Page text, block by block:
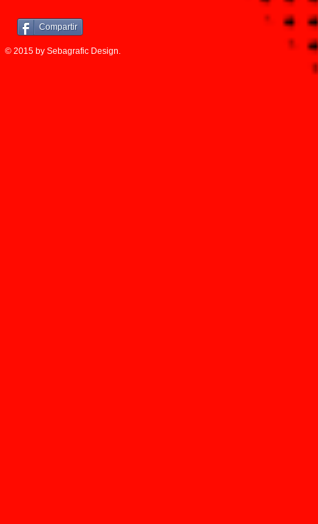
Compartir
© 2015 by Sebagrafic Design.